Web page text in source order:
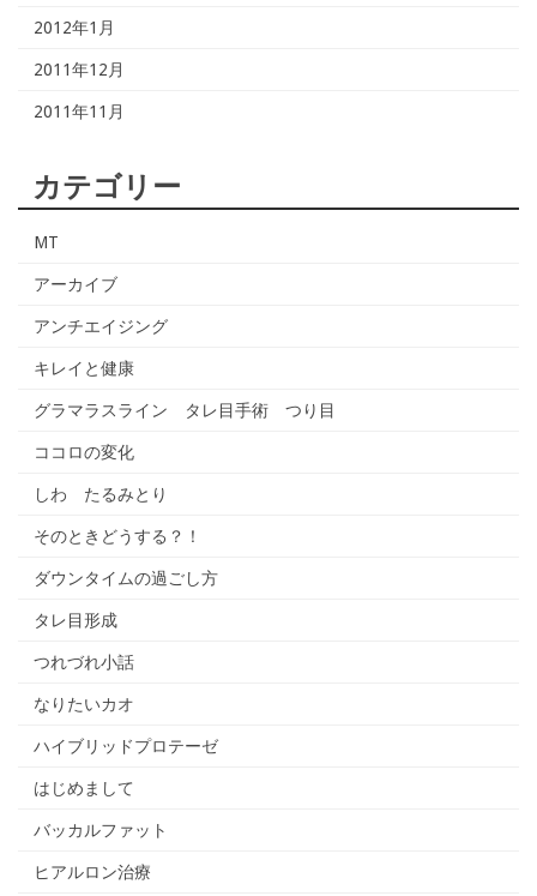
2012年1月
2011年12月
2011年11月
カテゴリー
MT
アーカイブ
アンチエイジング
キレイと健康
グラマラスライン タレ目手術 つり目
ココロの変化
しわ たるみとり
そのときどうする？！
ダウンタイムの過ごし方
タレ目形成
つれづれ小話
なりたいカオ
ハイブリッドプロテーゼ
はじめまして
バッカルファット
ヒアルロン治療